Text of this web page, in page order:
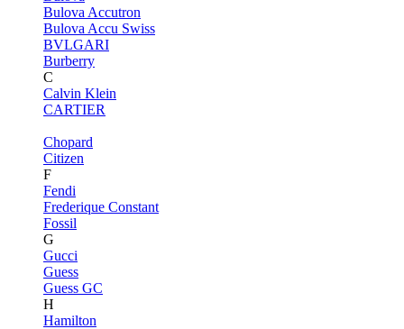
Bulova Accutron
Bulova Accu Swiss
BVLGARI
Burberry
C
Calvin Klein
CARTIER
Chopard
Citizen
F
Fendi
Frederique Constant
Fossil
G
Gucci
Guess
Guess GC
H
Hamilton